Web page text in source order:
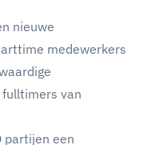
nieuwe
medewerkers
van
partijen een